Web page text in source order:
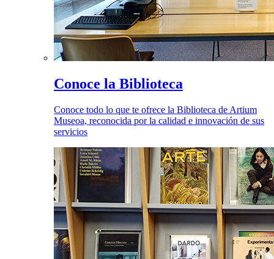
Conoce la Biblioteca
Conoce todo lo que te ofrece la Biblioteca de Artium
Museoa, reconocida por la calidad e innovación de sus
servicios